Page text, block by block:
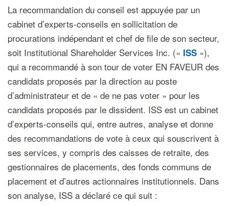
La recommandation du conseil est appuyée par un
cabinet d’experts-conseils en sollicitation de
procurations indépendant et chef de file de son secteur,
soit Institutional Shareholder Services Inc. (« ISS »),
qui a recommandé à son tour de voter EN FAVEUR des
candidats proposés par la direction au poste
d’administrateur et de « de ne pas voter » pour les
candidats proposés par le dissident. ISS est un cabinet
d’experts-conseils qui, entre autres, analyse et donne
des recommandations de vote à ceux qui souscrivent à
ses services, y compris des caisses de retraite, des
gestionnaires de placements, des fonds communs de
placement et d’autres actionnaires institutionnels. Dans
son analyse, ISS a déclaré ce qui suit :